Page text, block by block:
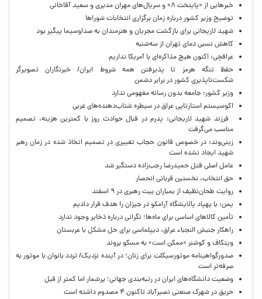
خبرهایی از «پایتخت ۸» و سریال‌های مهران مدیری و سعید آقاخانی
توضیح وزیر کشور درباره زمان برگزاری انتخابات شوراها
شهید لاریجانی برای بازگشت مجریان و هنرمندان به صداوسیما پیگیر بود
کاهش نسبی دمای تهران از سه‌شنبه
عراقچی: اکنون هیچ مذاکره‌ای با آمریکا نداریم
حفظ تنگه هرمز تا پذیرفتن همه شروط ایران/ خبرنگاران تصویرگر
شکست‌ناپذیری کشور در برابر دشمن
وزیر کشور: جامعه بدون رسانه مفهومی ندارد
اکوسیستم استارتاپی عراق در سیطره شتاب‌دهنده‌‌های غربی
فرزند شهید لاریجانی: پدرم در قبال حوادث روز با کمترین هزینه، تصمیم
مناسب می‌گرفت
زینی‌وند: در خصوص قانون حجاب تغییری در تصمیم اتخاذ شده در زمان رهبر
شهید ایجاد نشده است
عامل اصلی قتل حمیدرضا رجب‌زاده دستگیر شد
حق انتخاب، نخستین قربانی انحصار
روایت طحان‌نظیف از بمباران بیت رهبری در ۹ اسفند
یمن: با پهپاد پالایشگاه آرامکو در جیزان را هدف قرار دادیم
تأمین کالاهای اساسی برای ماه‌ها؛ نگرانی درباره ذخایر وجود ندارد
راهکار جنبش النجباء عراق، دیپلماسی برای حل مشکل با عربستان
ویتکاف و کوشنر «ممکن است» به مسکو بروند
صدورگواهینامه موتورسیکلت برای زنان؛ در آینده نزدیک/ تردد بانوان با موتور به‌
صرفه‌تر است
وضعیت دانشگاه‌های ایران در رتبه‌بندی جهانی؛ پرشمار اما کمتر از قبل
حریق در شهرک صنعتی نصیرآباد تاکنون ۴ مصدوم داشته است